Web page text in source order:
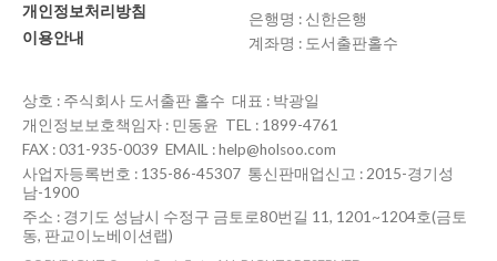
개인정보처리방침
이용안내
은행명 : 신한은행
계좌명 : 도서출판홀수
상호 : 주식회사 도서출판 홀수 대표 : 박광일
개인정보보호책임자 : 민동윤 TEL : 1899-4761
FAX : 031-935-0039 EMAIL : help@holsoo.com
사업자등록번호 : 135-86-45307 통신판매업신고 : 2015-경기성
남-1900
주소 : 경기도 성남시 수정구 금토로80번길 11, 1201~1204호(금토
동, 판교이노베이션랩)